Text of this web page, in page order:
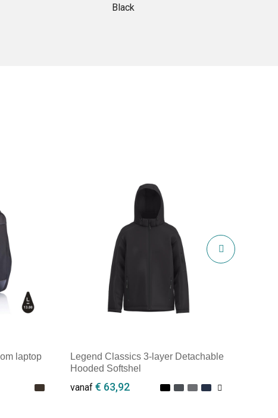
Black
laptop
Legend Classics 3-layer Detachable
Hooded Softshel
vanaf € 63,92